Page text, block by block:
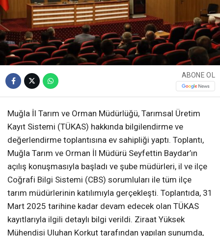
ABONE OL
Muğla İl Tarım ve Orman Müdürlüğü, Tarımsal Üretim
Kayıt Sistemi (TÜKAS) hakkında bilgilendirme ve
değerlendirme toplantısına ev sahipliği yaptı. Toplantı,
Muğla Tarım ve Orman İl Müdürü Seyfettin Baydar’ın
açılış konuşmasıyla başladı ve şube müdürleri, il ve ilçe
Coğrafi Bilgi Sistemi (CBS) sorumluları ile tüm ilçe
tarım müdürlerinin katılımıyla gerçekleşti. Toplantıda, 31
Mart 2025 tarihine kadar devam edecek olan TÜKAS
kayıtlarıyla ilgili detaylı bilgi verildi. Ziraat Yüksek
Mühendisi Uluhan Korkut tarafından yapılan sunumda,